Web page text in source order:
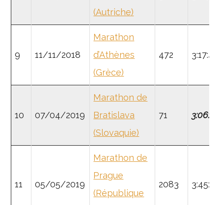
(Autriche)
9 11/11/2018
Marathon
d’Athènes
(Grèce)
472 3:17:43
10 07/04/2019
Marathon de
Bratislava
(Slovaquie)
71
11 05/05/2019
Marathon de
Prague
(République
2083 3:45:56